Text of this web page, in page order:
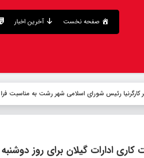
صفحه نخست آخرین اخبار
کارگرنیا رئیس شورای اسلامی شهر رشت به مناسبت
ادارات گیلان برای روز دوشنبه